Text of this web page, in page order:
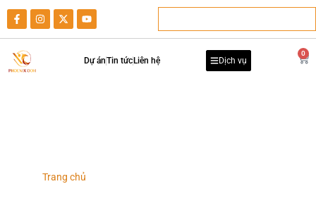
Dự ánTin tức Liên hệ Dịch vụ
0
Trang chủ